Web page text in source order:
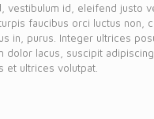
vestibulum id, eleifend justo
faucibus orci luctus non,
in, purus. Integer ultrices
dolor lacus, suscipit
et ultrices volutpat.